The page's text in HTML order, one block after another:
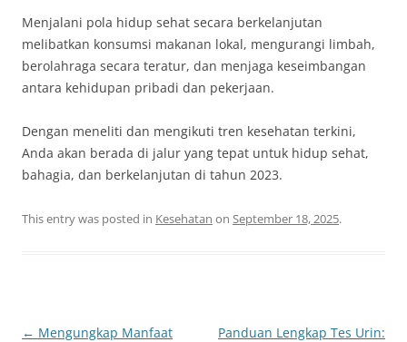
Menjalani pola hidup sehat secara berkelanjutan
melibatkan konsumsi makanan lokal, mengurangi limbah,
berolahraga secara teratur, dan menjaga keseimbangan
antara kehidupan pribadi dan pekerjaan.
Dengan meneliti dan mengikuti tren kesehatan terkini,
Anda akan berada di jalur yang tepat untuk hidup sehat,
bahagia, dan berkelanjutan di tahun 2023.
This entry was posted in Kesehatan on September 18, 2025.
Post
← Mengungkap Manfaat
Panduan Lengkap Tes Urin: